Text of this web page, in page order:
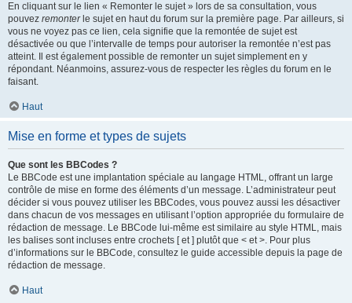
En cliquant sur le lien « Remonter le sujet » lors de sa consultation, vous
pouvez remonterle sujet en haut du forum sur la première page. Par ailleurs, si
vous ne voyez pas ce lien, cela signifie que la remontée de sujet est
désactivée ou que l’intervalle de temps pour autoriser la remontée n’est pas
atteint. Il est également possible de remonter un sujet simplement en y
répondant. Néanmoins, assurez-vous de respecter les règles du forum en le
faisant.
Haut
Mise en forme et types de sujets
Que sont les BBCodes ?
Le BBCode est une implantation spéciale au langage HTML, offrant un large
contrôle de mise en forme des éléments d’un message. L’administrateur peut
décider si vous pouvez utiliser les BBCodes, vous pouvez aussi les désactiver
dans chacun de vos messages en utilisant l’option appropriée du formulaire de
rédaction de message. Le BBCode lui-même est similaire au style HTML, mais
les balises sont incluses entre crochets [ et ] plutôt que < et >. Pour plus
d’informations sur le BBCode, consultez le guide accessible depuis la page de
rédaction de message.
Haut